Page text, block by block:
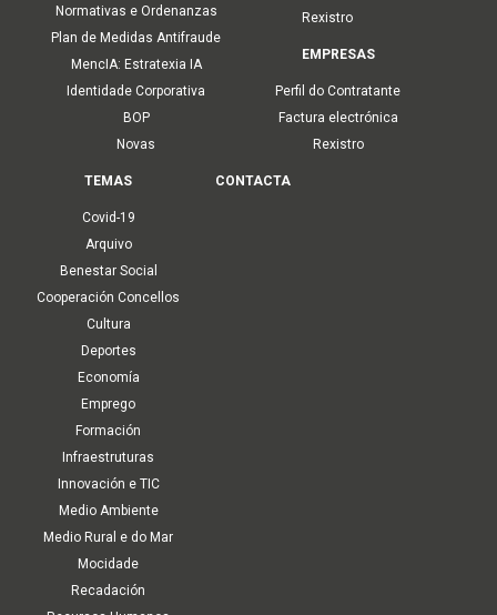
Normativas e Ordenanzas
Plan de Medidas Antifraude
MencIA: Estratexia IA
Identidade Corporativa
BOP
Novas
Rexistro
EMPRESAS
Perfil do Contratante
Factura electrónica
Rexistro
TEMAS
Covid-19
Arquivo
Benestar Social
Cooperación Concellos
Cultura
Deportes
Economía
Emprego
Formación
Infraestruturas
Innovación e TIC
Medio Ambiente
Medio Rural e do Mar
Mocidade
Recadación
CONTACTA